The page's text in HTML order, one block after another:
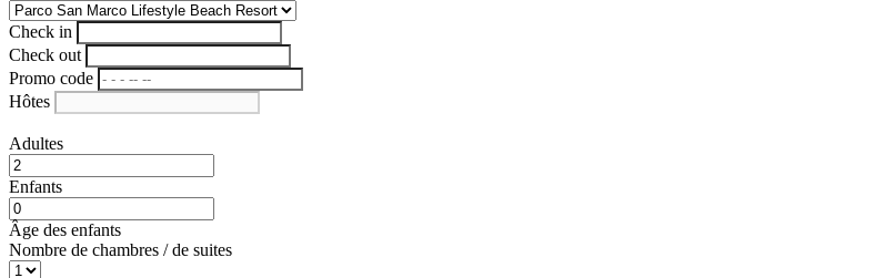
Check in
Check out
Promo code
Hôtes
Adultes
Enfants
Âge des enfants
Nombre de chambres / de suites